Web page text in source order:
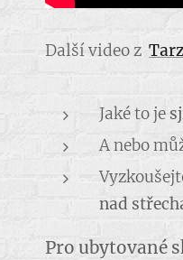
Další video z
Jaké to je
A nebo
nad
Pro ubytované